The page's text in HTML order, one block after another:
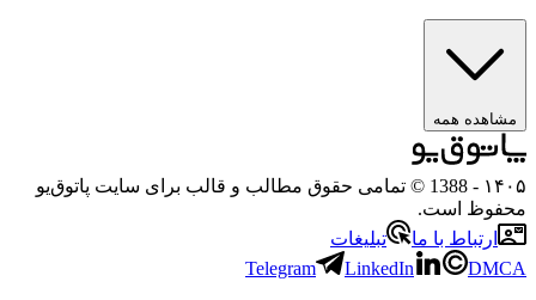
مشاهده همه
۱۴۰۵
- 1388 © تمامی حقوق مطالب و قالب برای سایت پاتوق‌یو
محفوظ است.
ارتباط با ما
تبلیغات
Telegram
LinkedIn DMCA